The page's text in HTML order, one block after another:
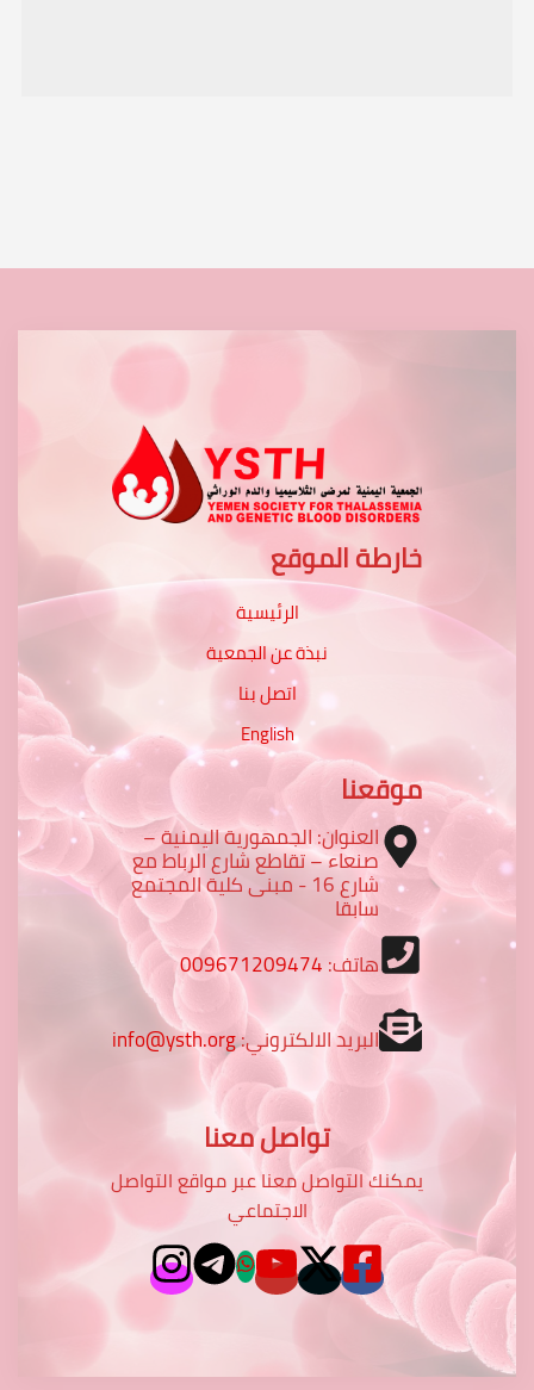
خارطة الموقع
الرئيسية
نبذة عن الجمعية
اتصل بنا
English
موقعنا
العنوان: الجمهورية اليمنية –
صنعاء – تقاطع شارع الرباط مع
شارع 16 - مبنى كلية المجتمع
سابقا
هاتف:009671209474
البريد الالكتروني:info@ysth.org
تواصل معنا
يمكنك التواصل معنا عبر مواقع التواصل
الاجتماعي